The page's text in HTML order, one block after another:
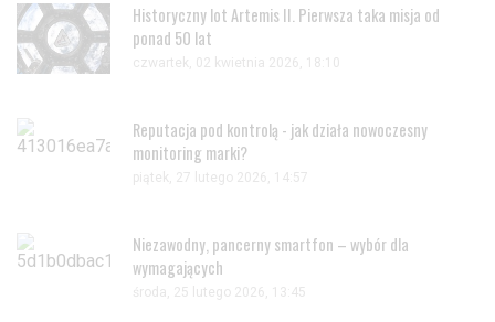
Historyczny lot Artemis II. Pierwsza taka misja od
ponad 50 lat
czwartek, 02 kwietnia 2026, 18:10
Reputacja pod kontrolą - jak działa nowoczesny
monitoring marki?
piątek, 27 lutego 2026, 14:57
Niezawodny, pancerny smartfon – wybór dla
wymagających
środa, 25 lutego 2026, 13:45